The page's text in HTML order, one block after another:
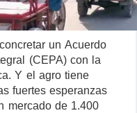
un Acuerdo
(CEPA) con la
Y el agro tiene
fuertes esperanzas
mercado de 1.400